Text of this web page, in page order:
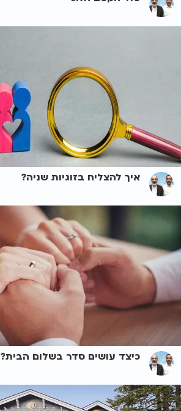
איך להצליח בזוגיות שניה?
כיצד עושים סדר בשלום הבית?